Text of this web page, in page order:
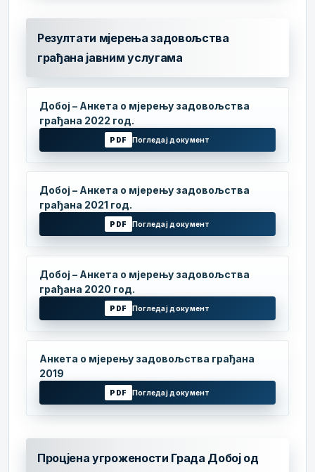
Резултати мјерења задовољства
грађана јавним услугама
Добој – Анкета о мјерењу задовољства
грађана 2022 год.
PDF Погледај документ
Добој – Анкета о мјерењу задовољства
грађана 2021 год.
PDF Погледај документ
Добој – Анкета о мјерењу задовољства
грађана 2020 год.
PDF Погледај документ
Анкета о мјерењу задовољства грађана
2019
PDF Погледај документ
Процјена угрожености Града Добој од